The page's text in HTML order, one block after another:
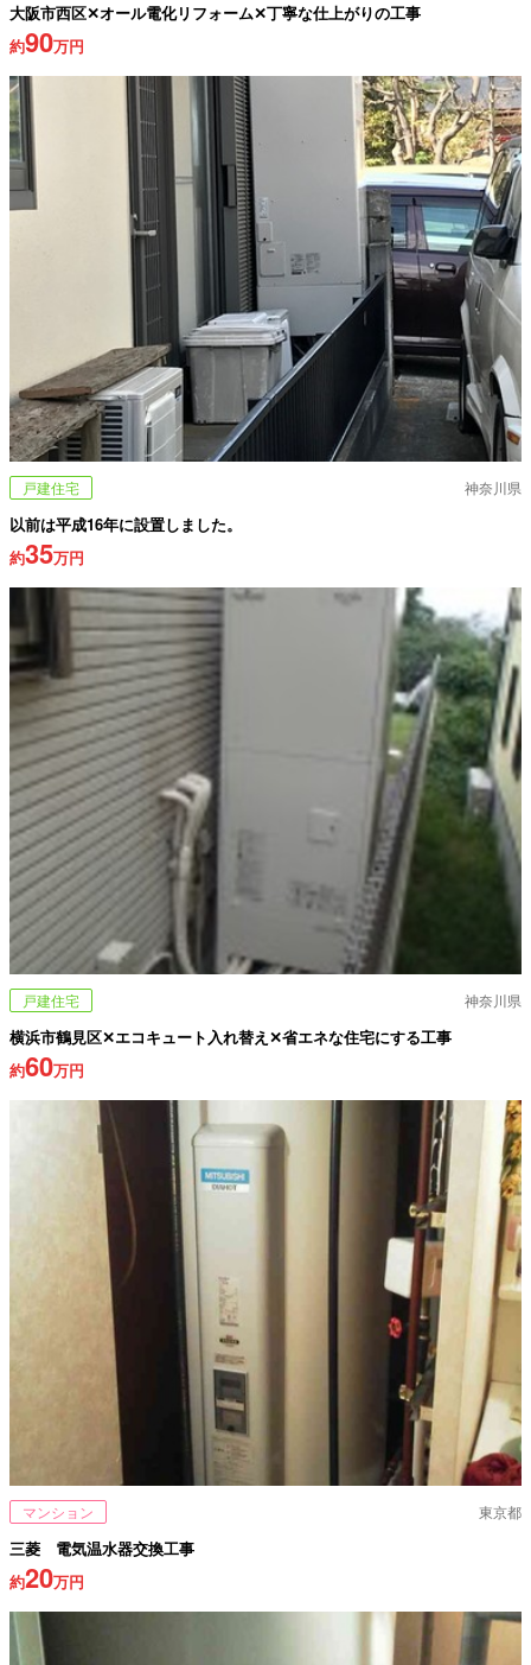
大阪市西区✕オール電化リフォーム✕丁寧な仕上がりの工事
約90万円
戸建住宅 神奈川県
以前は平成16年に設置しました。
約35万円
戸建住宅 神奈川県
横浜市鶴見区✕エコキュート入れ替え✕省エネな住宅にする工事
約60万円
マンション 東京都
三菱 電気温水器交換工事
約20万円